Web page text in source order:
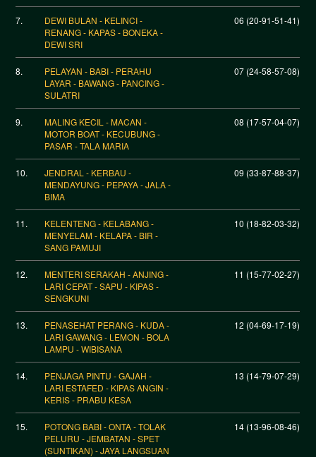
7.
DEWI BULAN - KELINCI -
RENANG - KAPAS - BONEKA -
DEWI SRI
06 (20-91-51-41)
8.
PELAYAN - BABI - PERAHU
LAYAR - BAWANG - PANCING -
SULATRI
07 (24-58-57-08)
9.
MALING KECIL - MACAN -
MOTOR BOAT - KECUBUNG -
PASAR - TALA MARIA
08 (17-57-04-07)
10.
JENDRAL - KERBAU -
MENDAYUNG - PEPAYA - JALA -
BIMA
09 (33-87-88-37)
11.
KELENTENG - KELABANG -
MENYELAM - KELAPA - BIR -
SANG PAMUJI
10 (18-82-03-32)
12.
MENTERI SERAKAH - ANJING -
LARI CEPAT - SAPU - KIPAS -
SENGKUNI
11 (15-77-02-27)
13.
PENASEHAT PERANG - KUDA -
LARI GAWANG - LEMON - BOLA
LAMPU - WIBISANA
12 (04-69-17-19)
14.
PENJAGA PINTU - GAJAH -
LARI ESTAFED - KIPAS ANGIN -
KERIS - PRABU KESA
13 (14-79-07-29)
15.
POTONG BABI - ONTA - TOLAK
PELURU - JEMBATAN - SPET
(SUNTIKAN) - JAYA LANGSUAN
14 (13-96-08-46)